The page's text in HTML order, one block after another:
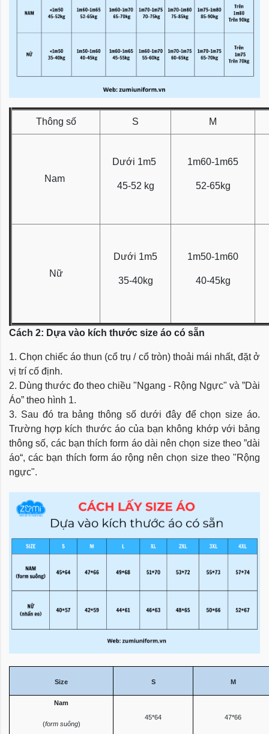
Thông số S M
Nam
Dưới 1m5
45-52 kg
1m60-1m65
52-65kg
Nữ
Dưới 1m5
35-40kg
1m50-1m60
40-45kg
Cách 2: Dựa vào kích thước size áo có sẵn
1. Chọn chiếc áo thun (cổ trụ / cổ tròn) thoải mái nhất, đặt ở
vị trí cố định.
2. Dùng thước đo theo chiều "Ngang - Rộng Ngực" và ”Dài
Áo” theo hình 1.
3. Sau đó tra bảng thông số dưới đây để chọn size áo.
Trường hợp kích thước áo của bạn không khớp với bảng
thông số, các bạn thích form áo dài nên chọn size theo ”dài
áo“, các bạn thích form áo rộng nên chọn size theo "Rộng
ngực".
Size S M
Nam
45*64
47*66
(form suông)